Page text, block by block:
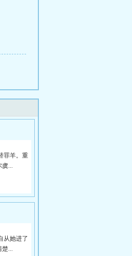
罪羊。重
...
从她进了
...